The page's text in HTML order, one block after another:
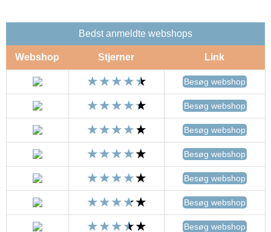
Bedst anmeldte webshops
Webshop Stjerner Link
Besøg webshop
Besøg webshop
Besøg webshop
Besøg webshop
Besøg webshop
Besøg webshop
Besøg webshop